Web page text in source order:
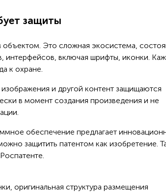
защиты
Это сложная экосистема,
интерфейсов, включая шрифты, иконки.
к охране.
и другой контент защищаются
в момент создания произведения и не
обеспечение предлагает
защитить патентом как изобретение.
оригинальная структура размещения